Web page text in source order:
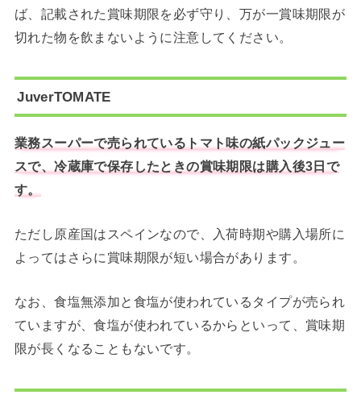
ば、記載された賞味期限を必ず守り、万が一賞味期限が
切れた物を飲まないように注意してください。
JuverTOMATE
業務スーパーで売られているトマト味の紙パックジュー
スで、冷蔵庫で保存したときの賞味期限は購入後3日で
す。
ただし原産国はスペインなので、入荷時期や購入場所に
よってはさらに賞味期限が短い場合があります。
なお、食塩無添加と食塩が使われているタイプが売られ
ていますが、食塩が使われているからといって、賞味期
限が長くなることもないです。